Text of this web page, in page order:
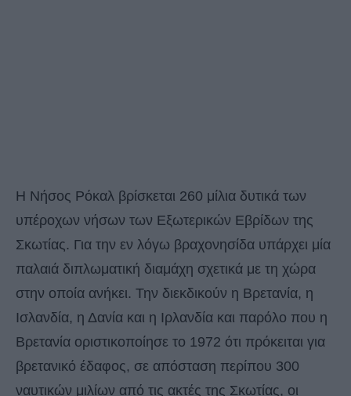
Η Νήσος Ρόκαλ βρίσκεται 260 μίλια δυτικά των
υπέροχων νήσων των Εξωτερικών Εβρίδων της
Σκωτίας. Για την εν λόγω βραχονησίδα υπάρχει μία
παλαιά διπλωματική διαμάχη σχετικά με τη χώρα
στην οποία ανήκει. Την διεκδικούν η Βρετανία, η
Ισλανδία, η Δανία και η Ιρλανδία και παρόλο που η
Βρετανία οριστικοποίησε το 1972 ότι πρόκειται για
βρετανικό έδαφος, σε απόσταση περίπου 300
ναυτικών μιλίων από τις ακτές της Σκωτίας, οι